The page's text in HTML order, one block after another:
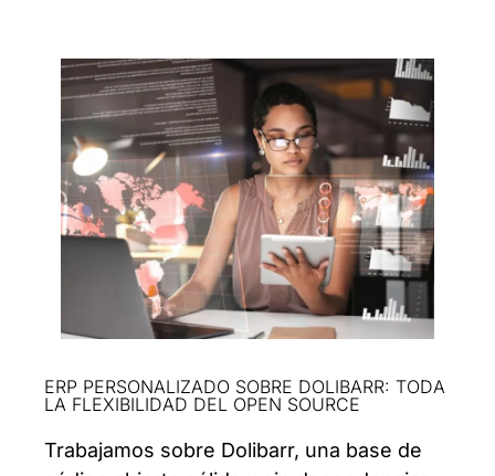
ERP PERSONALIZADO SOBRE DOLIBARR: TODA
LA FLEXIBILIDAD DEL OPEN SOURCE
Trabajamos sobre Dolibarr, una base de